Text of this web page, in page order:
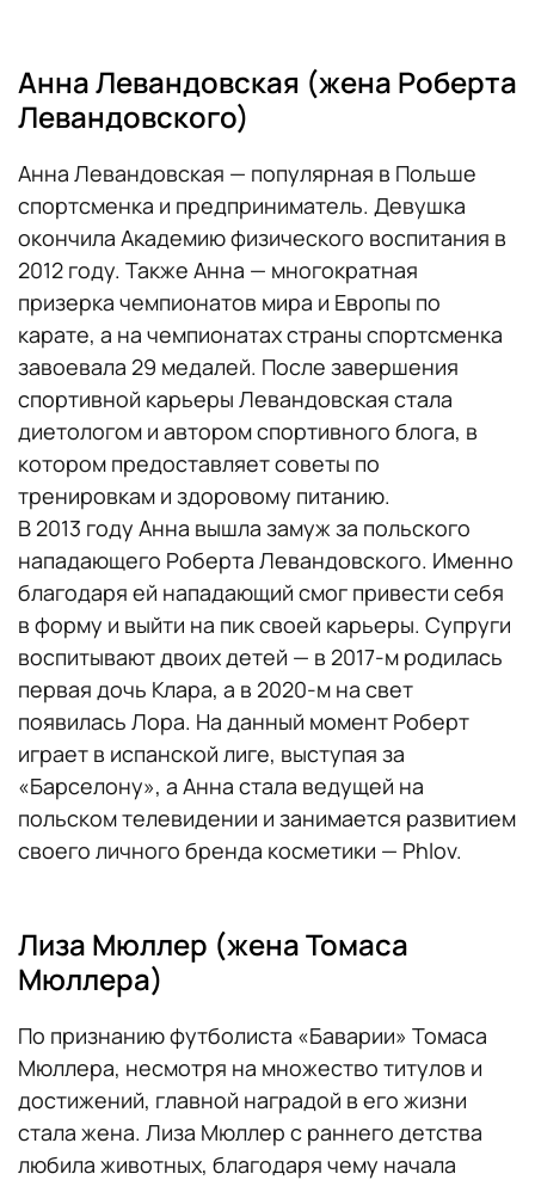
Анна Левандовская (жена Роберта
Левандовского)
Анна Левандовская — популярная в Польше
спортсменка и предприниматель. Девушка
окончила Академию физического воспитания в
2012 году. Также Анна — многократная
призерка чемпионатов мира и Европы по
карате, а на чемпионатах страны спортсменка
завоевала 29 медалей. После завершения
спортивной карьеры Левандовская стала
диетологом и автором спортивного блога, в
котором предоставляет советы по
тренировкам и здоровому питанию.
В 2013 году Анна вышла замуж за польского
нападающего Роберта Левандовского. Именно
благодаря ей нападающий смог привести себя
в форму и выйти на пик своей карьеры. Супруги
воспитывают двоих детей — в 2017-м родилась
первая дочь Клара, а в 2020-м на свет
появилась Лора. На данный момент Роберт
играет в испанской лиге, выступая за
«Барселону», а Анна стала ведущей на
польском телевидении и занимается развитием
своего личного бренда косметики — Phlov.
Лиза Мюллер (жена Томаса
Мюллера)
По признанию футболиста «Баварии» Томаса
Мюллера, несмотря на множество титулов и
достижений, главной наградой в его жизни
стала жена. Лиза Мюллер с раннего детства
любила животных, благодаря чему начала